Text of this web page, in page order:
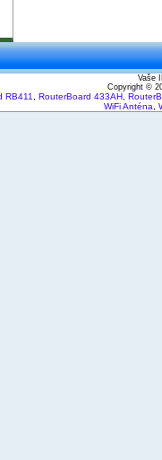
Vaše
Copyright ©
RB411 RouterBoard 433AH
WiFi Anténa